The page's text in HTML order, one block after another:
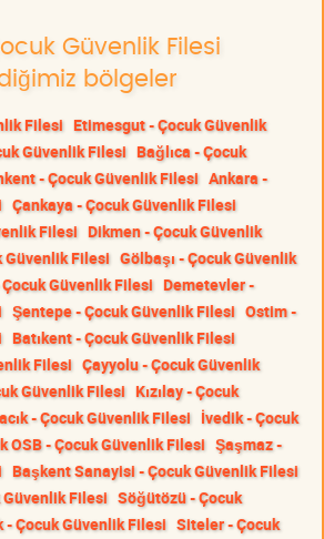
Güvenlik Filesi
bölgeler
Filesi Etimesgut - Çocuk Güvenlik
Güvenlik Filesi Bağlıca - Çocuk
- Çocuk Güvenlik Filesi Ankara -
Çankaya - Çocuk Güvenlik Filesi
Filesi Dikmen - Çocuk Güvenlik
Güvenlik Filesi Gölbaşı - Çocuk Güvenlik
Güvenlik Filesi Demetevler -
Şentepe - Çocuk Güvenlik Filesi Ostim -
Batıkent - Çocuk Güvenlik Filesi
Filesi Çayyolu - Çocuk Güvenlik
Güvenlik Filesi Kızılay - Çocuk
- Çocuk Güvenlik Filesi İvedik - Çocuk
OSB - Çocuk Güvenlik Filesi Şaşmaz -
Başkent Sanayisi - Çocuk Güvenlik Filesi
Güvenlik Filesi Söğütözü - Çocuk
- Çocuk Güvenlik Filesi Siteler - Çocuk